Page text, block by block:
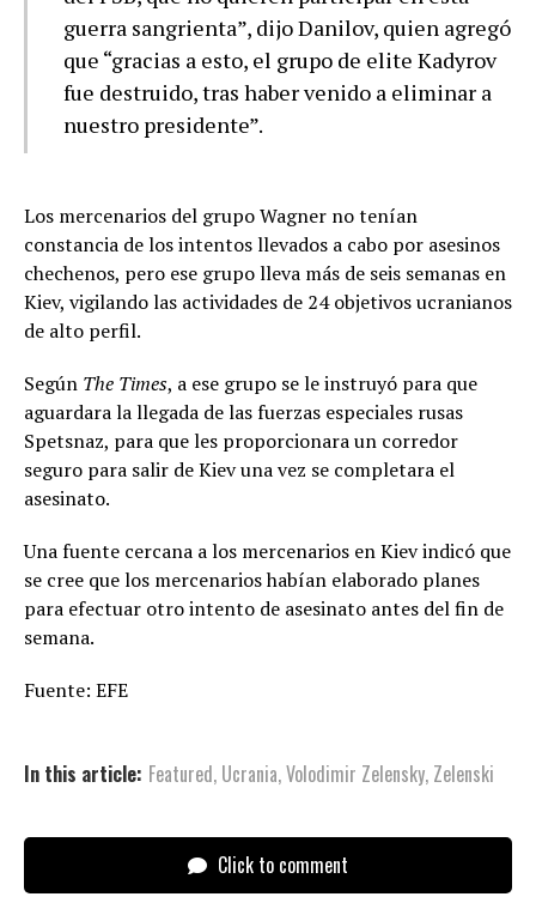
guerra sangrienta”, dijo Danilov, quien agregó
que “gracias a esto, el grupo de elite Kadyrov
fue destruido, tras haber venido a eliminar a
nuestro presidente”.
Los mercenarios del grupo Wagner no tenían
constancia de los intentos llevados a cabo por asesinos
chechenos, pero ese grupo lleva más de seis semanas en
Kiev, vigilando las actividades de 24 objetivos ucranianos
de alto perfil.
Según The Times, a ese grupo se le instruyó para que
aguardara la llegada de las fuerzas especiales rusas
Spetsnaz, para que les proporcionara un corredor
seguro para salir de Kiev una vez se completara el
asesinato.
Una fuente cercana a los mercenarios en Kiev indicó que
se cree que los mercenarios habían elaborado planes
para efectuar otro intento de asesinato antes del fin de
semana.
Fuente: EFE
In this article: Featured, Ucrania,Volodimir Zelensky, Zelenski
Click to comment